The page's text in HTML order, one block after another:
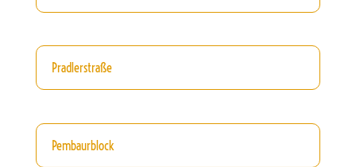
Pradlerstraße
Pembaurblock